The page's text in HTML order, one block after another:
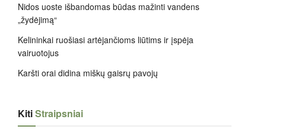
Nidos uoste išbandomas būdas mažinti vandens
„žydėjimą“
Kelininkai ruošiasi artėjančioms liūtims ir įspėja
vairuotojus
Karšti orai didina miškų gaisrų pavojų
KitiStraipsniai